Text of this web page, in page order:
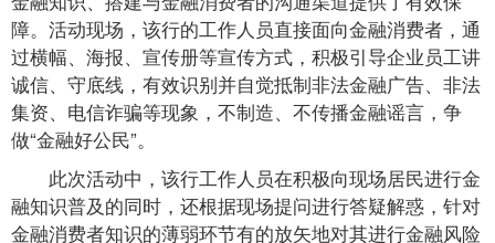
障。活动现场，该行的工作人员直接面向金融消费者，通
过横幅、海报、宣传册等宣传方式，积极引导企业员工讲
诚信、守底线，有效识别并自觉抵制非法金融广告、非法
集资、电信诈骗等现象，不制造、不传播金融谣言，争
做“金融好公民”。
此次活动中，该行工作人员在积极向现场居民进行金
融知识普及的同时，还根据现场提问进行答疑解惑，针对
金融消费者知识的薄弱环节有的放矢地对其进行金融风险